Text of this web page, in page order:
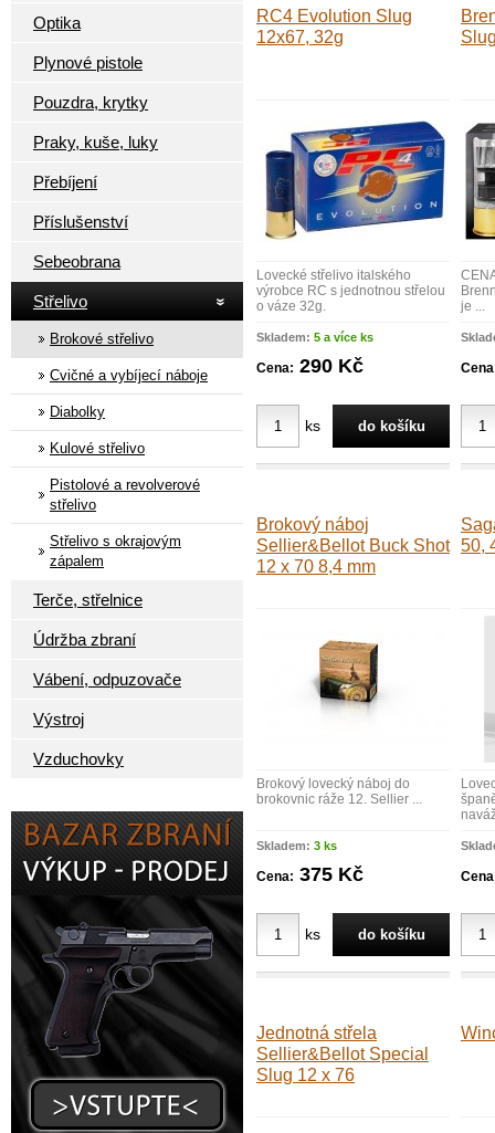
Optika
Plynové pistole
Pouzdra, krytky
Praky, kuše, luky
Přebíjení
Příslušenství
Sebeobrana
Střelivo
Brokové střelivo
Cvičné a vybíjecí náboje
Diabolky
Kulové střelivo
Pistolové a revolverové
střelivo
Střelivo s okrajovým
zápalem
Terče, střelnice
Údržba zbraní
Vábení, odpuzovače
Výstroj
Vzduchovky
RC4 Evolution Slug
12x67, 32g
Lovecké střelivo italského
výrobce RC s jednotnou střelou
o váze 32g.
Skladem: 5 a více ks
Cena: 290 Kč
ks
je ...
Brokový náboj
Sellier&Bellot Buck Shot
12 x 70 8,4 mm
Brokový lovecký náboj do
brokovnic ráže 12. Sellier ...
Skladem: 3 ks
Cena: 375 Kč
ks
50,
Jednotná střela
Sellier&Bellot Special
Slug 12 x 76